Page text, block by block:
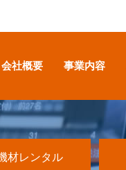
会社概要 事業内容
材レンタル